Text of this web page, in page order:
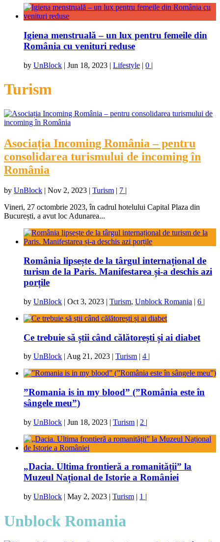
Igiena menstruală – un lux pentru femeile din
România cu venituri reduse
by UnBlock | Jun 18, 2023 | Lifestyle | 0 |
Turism
Asociația Incoming România – pentru
consolidarea turismului de incoming în
România
by UnBlock | Nov 2, 2023 | Turism | 7 |
Vineri, 27 octombrie 2023, în cadrul hotelului Capital Plaza din
București, a avut loc Adunarea...
România lipsește de la târgul internațional de
turism de la Paris. Manifestarea și-a deschis azi
porțile
by UnBlock | Oct 3, 2023 | Turism, Unblock Romania | 6 |
Ce trebuie să știi când călătorești și ai diabet
by UnBlock | Aug 21, 2023 | Turism | 4 |
”Romania is in my blood” (”România este în
sângele meu”)
by UnBlock | Jun 18, 2023 | Turism | 2 |
„Dacia. Ultima frontieră a romanității” la
Muzeul Național de Istorie a României
by UnBlock | May 2, 2023 | Turism | 1 |
Unblock Romania